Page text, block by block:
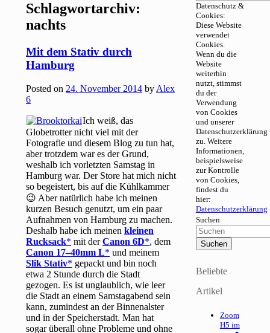
Schlagwortarchiv:
nachts
Mit dem Stativ durch
Hamburg
Posted on 24. November 2014 by Alex
6
Ich weiß, das
Globetrotter nicht viel mit der
Fotografie und diesem Blog zu tun hat,
aber trotzdem war es der Grund,
weshalb ich vorletzten Samstag in
Hamburg war. Der Store hat mich nicht
so begeistert, bis auf die Kühlkammer
😉 Aber natürlich habe ich meinen
kurzen Besuch genutzt, um ein paar
Aufnahmen von Hamburg zu machen.
Deshalb habe ich meinenkleinen
Rucksack
mit derCanon 6D , dem
Canon 17–40mm L
und meinem
Slik Stativ
gepackt und bin noch
etwa 2 Stunde durch die Stadt
gezogen. Es ist unglaublich, wie leer
die Stadt an einem Samstagabend sein
kann, zumindest an der Binnenalster
und in der Speicherstadt. Man hat
sogar überall ohne Probleme und ohne
Datenschutz &
Cookies:
Diese Website
verwendet
Cookies.
Wenn du die
Website
weiterhin
nutzt, stimmst
du der
Verwendung
von Cookies
und unserer
Datenschutzerklärung
zu. Weitere
Informationen,
beispielsweise
zur Kontrolle
von Cookies,
findest du
hier:
Datenschutzerklärung
Suchen
Beliebte
Artikel
Zoom
H5 im